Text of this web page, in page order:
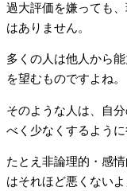
過大評価を嫌っても
はありません。
多くの人は他人から
を望むものですよね。
そのような人は、自
べく少なくするように
たとえ非論理的・感
はそれほど悪くない